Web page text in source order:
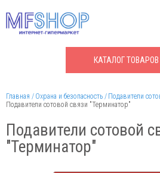
КАТАЛОГТОВАРОВ
Главная Охрана и безопасность
Подавители
Подавители сотовой связи "Терминатор"
Подавители сотовой
"Терминатор"